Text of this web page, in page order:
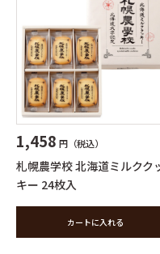
1,458 円（税込）
札幌農学校 北海道ミルクク
キー 24枚入
カートに入れる